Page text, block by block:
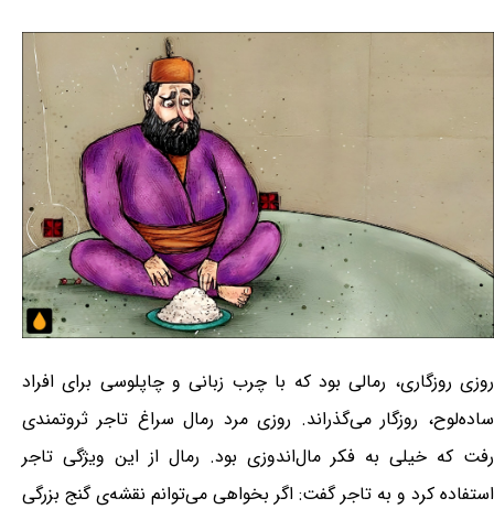
روزی روزگاری، رمالی بود که با چرب زبانی و چاپلوسی برای افراد
ساده‌لوح، روزگار می‌گذراند. روزی مرد رمال سراغ تاجر ثروتمندی
رفت که خیلی به فکر مال‌اندوزی بود. رمال از این ویژگی تاجر
استفاده کرد و به تاجر گفت: اگر بخواهی می‌توانم نقشه‌ی گنج بزرگی